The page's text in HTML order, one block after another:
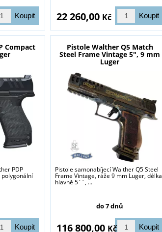
22 260,00 Kč
Compact
PDP
Pistole Walther Q5 Match
Steel Frame Vintage 5", 9 mm
Luger
Pistole samonabíjecí Walther Q5 Steel
Frame Vintage, ráže 9 mm Luger, délka
hlavně 5´´, ...
do 7 dnů
116 800,00 Kč